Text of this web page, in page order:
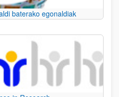
baterako egonaldiak